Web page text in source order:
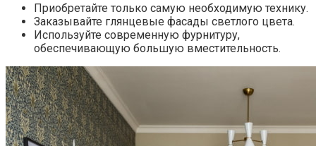
Приобретайте только самую необходимую технику.
Заказывайте глянцевые фасады светлого цвета.
Используйте современную фурнитуру,
обеспечивающую большую вместительность.